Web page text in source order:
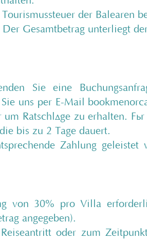
der Balearen
Gesamtbetrag unterliegt
Sie eine
uns per E-Mail
Ratschläge zu erhalten.
bis zu 2 Tage dauert.
Zahlung
von 30% pro Villa
angegeben).
oder zum